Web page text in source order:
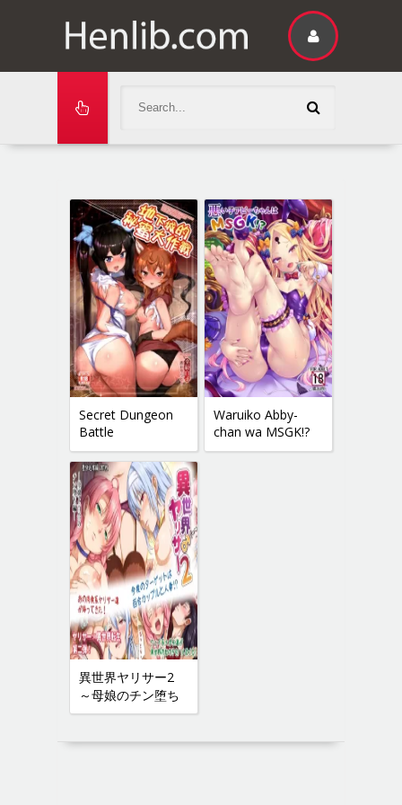
Secret Dungeon
Battle
Waruiko Abby-
chan wa MSGK!?
異世界ヤリサー2
～母娘のチン堕ち
編～